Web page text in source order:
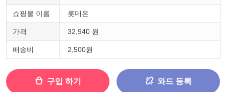
쇼핑몰 이름 롯데온
가격 32,940 원
배송비 2,500원
구입 하기 와드 등록